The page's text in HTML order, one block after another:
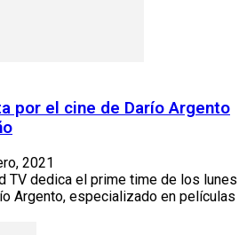
por el cine de Darío Argento
2021
TV dedica el prime time de los lunes
Argento, especializado en películas